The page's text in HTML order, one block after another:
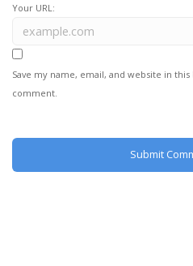
Your URL:
Save my name, email, and website in
comment.